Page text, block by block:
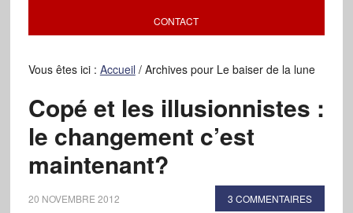
CONTACT
Vous êtes ici : Accueil /Archives pour Le baiser de la lune
Copé et les illusionnistes :
le changement c’est
maintenant?
20 NOVEMBRE 2012 3 COMMENTAIRES